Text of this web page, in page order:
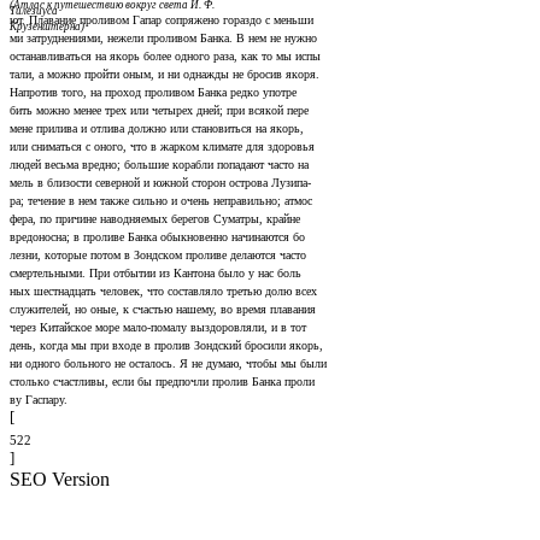
Тилезиуса
(Атлас к путешествию вокруг света И. Ф.
Крузенштерна)
ют. Плавание проливом Гапар сопряжено гораздо с меньши­
ми затруднениями, нежели проливом Банка. В нем не нужно
останавливаться на якорь более одного раза, как то мы испы­
тали, а можно пройти оным, и ни однажды не бросив якоря.
Напротив того, на проход проливом Банка редко употре­
бить можно менее трех или четырех дней; при всякой пере­
мене прилива и отлива должно или становиться на якорь,
или сниматься с оного, что в жарком климате для здоровья
людей весьма вредно; большие корабли попадают часто на
мель в близости северной и южной сторон острова Лузипа-
ра; течение в нем также сильно и очень неправильно; атмос­
фера, по причине наводняемых берегов Суматры, крайне
вредоносна; в проливе Банка обыкновенно начинаются бо­
лезни, которые потом в Зондском проливе делаются часто
смертельными. При отбытии из Кантона было у нас боль­
ных шестнадцать человек, что составляло третью долю всех
служителей, но оные, к счастью нашему, во время плавания
через Китайское море мало-помалу выздоровляли, и в тот
день, когда мы при входе в пролив Зондский бросили якорь,
ни одного больного не осталось. Я не думаю, чтобы мы были
столько счастливы, если бы предпочли пролив Банка проли­
ву Гаспару.
[
522
]
SEO Version